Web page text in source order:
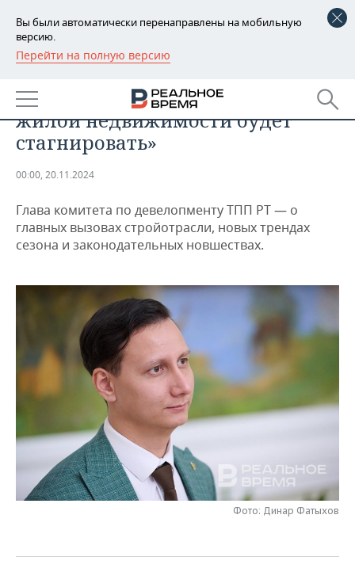
Вы были автоматически перенаправлены на мобильную
версию.
Перейти на полную версию
РЕГИОНЫ
БАШКОРТОСТАН
ТАТАРСТАН
НОВОСТИ
АНАЛИТИКА
ДЕКЛАРАЦИИ О ДОХОДАХ
КОРОЛИ ГОСЗАКАЗА ПФО
КОМУ ПРИНАДЛЕЖАТ
ТОРГОВЫЕ ЦЕНТРЫ
ТАТАРСТАНА
НОВОСТИ ЭКОНОМИКИ
ФИНАНСЫ
ИНВЕСТИЦИИ
ПРОМЫШЛЕННОСТЬ
НОВОСТИ
ПРОМЫШЛЕННОСТИ
АГРОПРОМ
МАШИНОСТРОЕНИЕ
НЕФТЕХИМИЯ
НЕФТЬ
ОПК
ЭНЕРГЕТИКА
НЕДВИЖИМОСТЬ
НОВОСТИ АВТО
НОВОСТИ БИЗНЕСА
РОЗНИЧНАЯ ТОРГОВЛЯ
УСЛУГИ
ТЕХНОЛОГИИ
НОВОСТИ ТЕХНОЛОГИЙ
МЕДИА
ТЕЛЕКОММУНИКАЦИИ
МЕРОПРИЯТИЯ
НОВОСТИ МЕРОПРИЯТИЙ
ВЫЕЗДНАЯ РЕДАКЦИЯ
БИЗНЕС-БРАНЧИ
НОВОСТИ СПОРТА
ФУТБОЛ
ОБЩЕСТВО
НОВОСТИ ОБЩЕСТВА
ФОТОГАЛЕРЕЯ
Искандер Калимуллин: «Рынок
жилой недвижимости будет
стагнировать»
00:00, 20.11.2024
Глава комитета по девелопменту ТПП РТ — о
главных вызовах стройотрасли, новых трендах
сезона и законодательных новшествах.
Фото: Динар Фатыхов